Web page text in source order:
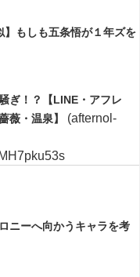
】もしも五条悟が１年ズを
ぎ！？【LINE・アフレ
薇・温泉】
(afternol-
ニーへ向かうキャラを考